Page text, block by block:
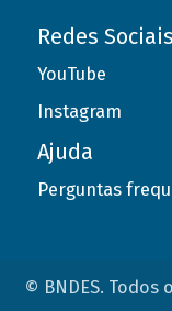
Redes Sociais
YouTube
Instagram
Ajuda
Perguntas
© BNDES. Todos